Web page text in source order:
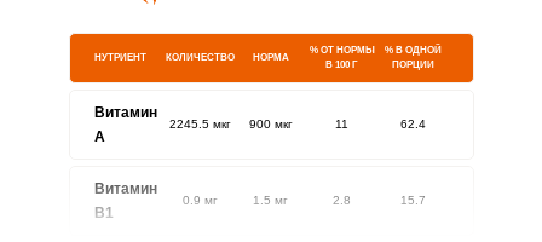
НУТРИЕНТ КОЛИЧЕСТВО НОРМА
% ОТ НОРМЫ
В 100 Г
% В ОДНОЙ
ПОРЦИИ
Витамин
A
2245.5 мкг 900 мкг 11 62.4
Витамин
В1
0.9 мг 1.5 мг 2.8 15.7